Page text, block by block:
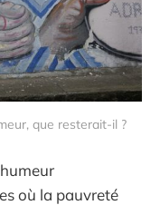
que resterait-il ?
où la pauvreté